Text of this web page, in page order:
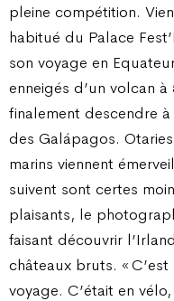
pleine compétition.
habitué du Palace
son voyage en
enneigés d’un volcan
finalement descendre
des Galápagos.
marins viennent
suivent sont certes
plaisants, le
faisant découvrir
châteaux bruts. «
voyage. C’était en